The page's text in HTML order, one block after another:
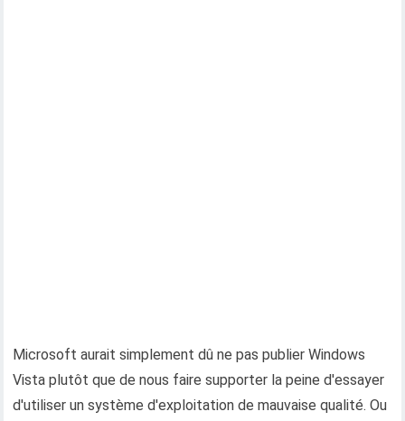
Microsoft aurait simplement dû ne pas publier Windows
Vista plutôt que de nous faire supporter la peine d'essayer
d'utiliser un système d'exploitation de mauvaise qualité. Ou